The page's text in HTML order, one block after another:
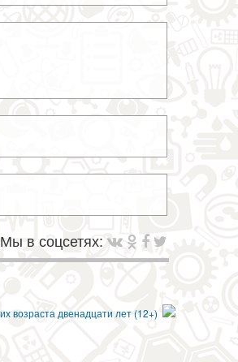
Мы в соцсетях: